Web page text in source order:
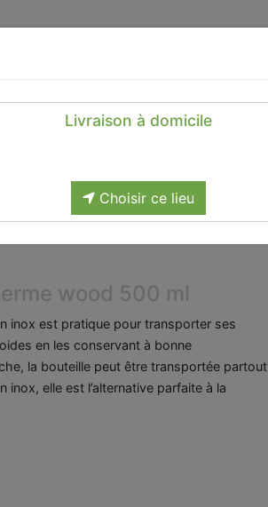
Livraison à domicile
Choisir ce lieu
wood 500 ml
inox est pratique pour transporter ses
en les conservant à bonne
la bouteille peut être transportée partout
inox, elle est l’alternative parfaite à la